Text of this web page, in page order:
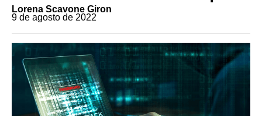
Lorena Scavone Giron
9 de agosto de 2022